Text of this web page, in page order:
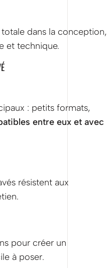
dans la conception,
et technique.
: petits formats,
entre eux et avec
résistent aux
pour créer un
à poser.